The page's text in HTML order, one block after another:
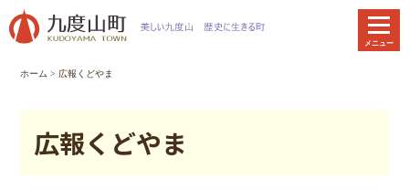
文
メニュー
ホーム > 広報くどやま
広報くどやま